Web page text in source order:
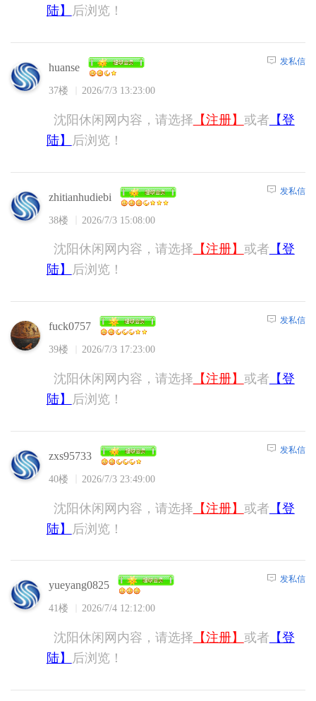
陆】 后浏览！
huanse
37楼 2026/7/3 13:23:00
发私信
沈阳休闲网内容，请选择 【注册】 或者 【登
陆】
后浏览！
zhitianhudiebi
38楼 2026/7/3 15:08:00
发私信
沈阳休闲网内容，请选择 【注册】 或者 【登
陆】
后浏览！
fuck0757
39楼 2026/7/3 17:23:00
发私信
沈阳休闲网内容，请选择 【注册】 或者 【登
陆】
后浏览！
zxs95733
40楼 2026/7/3 23:49:00
发私信
沈阳休闲网内容，请选择 【注册】 或者 【登
陆】
后浏览！
yueyang0825
41楼 2026/7/4 12:12:00
发私信
沈阳休闲网内容，请选择 【注册】 或者 【登
陆】
后浏览！